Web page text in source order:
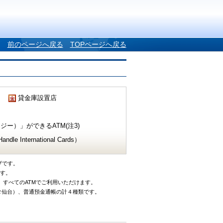
前のページへ戻る TOPページへ戻る
貸金庫設置店
ー）」ができるATM(注3)
International Cards）
す。
。
べてのATMでご利用いただけます。
台）、普通預金通帳の計４種類です。